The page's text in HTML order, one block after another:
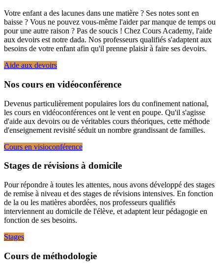
Votre enfant a des lacunes dans une matière ? Ses notes sont en
baisse ? Vous ne pouvez vous-même l'aider par manque de temps ou
pour une autre raison ? Pas de soucis ! Chez Cours Academy, l'aide
aux devoirs est notre dada. Nos professeurs qualifiés s'adaptent aux
besoins de votre enfant afin qu'il prenne plaisir à faire ses devoirs.
Aide aux devoirs
Nos cours en vidéoconférence
Devenus particulièrement populaires lors du confinement national,
les cours en vidéoconférences ont le vent en poupe. Qu'il s'agisse
d'aide aux devoirs ou de véritables cours théoriques, cette méthode
d'enseignement revisité séduit un nombre grandissant de familles.
Cours en visioconférence
Stages de révisions à domicile
Pour répondre à toutes les attentes, nous avons développé des stages
de remise à niveau et des stages de révisions intensives. En fonction
de la ou les matières abordées, nos professeurs qualifiés
interviennent au domicile de l'élève, et adaptent leur pédagogie en
fonction de ses besoins.
Stages
Cours de méthodologie